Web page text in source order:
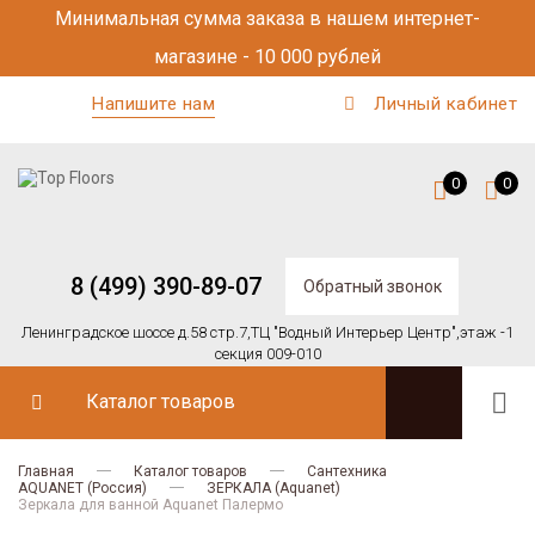
Минимальная сумма заказа в нашем интернет-
магазине - 10 000 рублей
Напишите нам Личный кабинет
8 (499) 390-89-07 Обратный звонок
Ленинградское шоссе д.58 стр.7,ТЦ "Водный Интерьер Центр",этаж -1
секция 009-010
0 0
Каталог товаров
Главная Каталог товаров
Сантехника
AQUANET (Россия)
ЗЕРКАЛА (Aquanet)
Зеркала для ванной Aquanet Палермо